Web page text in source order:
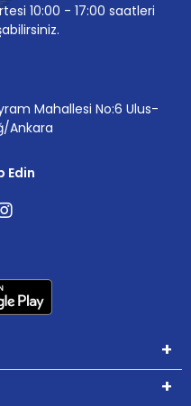
10:00 - 17:00 saatleri
Mahallesi No:6 Ulus-
Ankara
Edin